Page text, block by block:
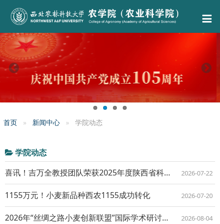
首页 新闻中心 学院动态
学院动态
喜讯！吉万全教授团队荣获2025年度陕西省科学技术进步一等奖
2026-07-22
1155万元！小麦新品种西农1155成功转化 2026-07-20
2026年“丝绸之路小麦创新联盟”国际学术研讨会在西宁举行 2026-08-04